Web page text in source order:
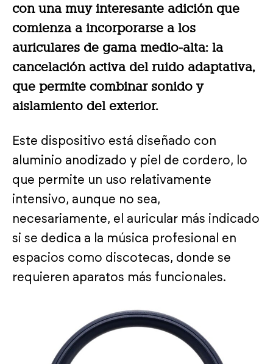
con una muy interesante adición que
comienza a incorporarse a los
auriculares de gama medio-alta: la
cancelación activa del ruido adaptativa,
que permite combinar sonido y
aislamiento del exterior.
Este dispositivo está diseñado con
aluminio anodizado y piel de cordero, lo
que permite un uso relativamente
intensivo, aunque no sea,
necesariamente, el auricular más indicado
si se dedica a la música profesional en
espacios como discotecas, donde se
requieren aparatos más funcionales.